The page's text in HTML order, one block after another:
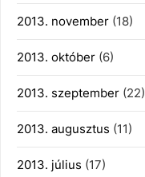
2013. november (18)
2013. október (6)
2013. szeptember (22)
2013. augusztus (11)
2013. július (17)